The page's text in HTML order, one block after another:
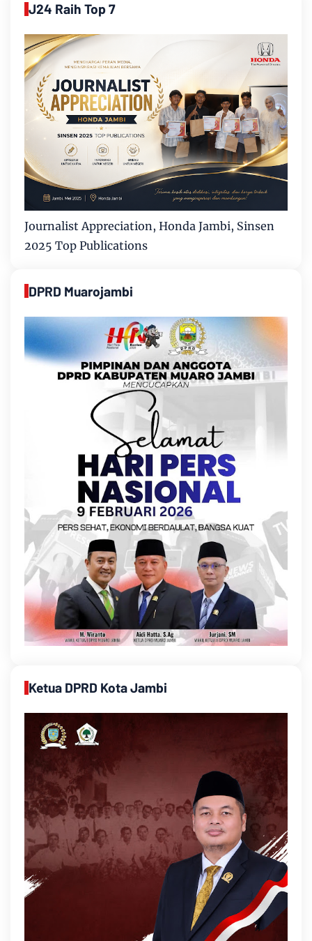
J24 Raih Top 7
Journalist Appreciation, Honda Jambi, Sinsen
2025 Top Publications
DPRD Muarojambi
Ketua DPRD Kota Jambi